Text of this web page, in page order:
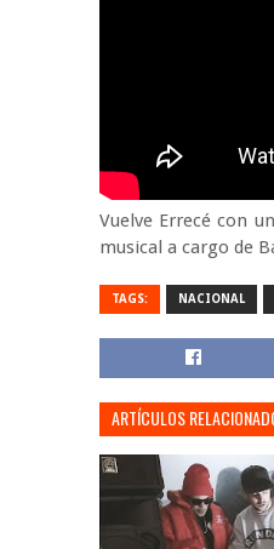
Vuelve Errecé con
musical a cargo de
TAGS: NACIONAL
ARTÍCULOS